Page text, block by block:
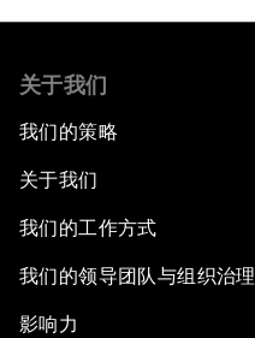
关于我们
我们的策略
关于我们
我们的工作方式
我们的领导团队与组织治理
影响力